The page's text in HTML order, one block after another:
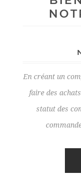
En créant un
faire des
statut des